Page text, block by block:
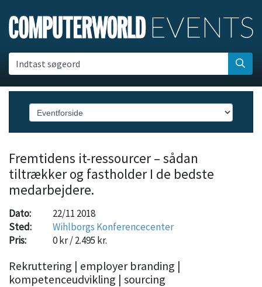
Indtast søgeord
Fremtidens it-ressourcer – sådan
tiltrækker og fastholder I de bedste
medarbejdere.
Dato:
22/11 2018
Sted:
Wihlborgs Konferencecenter
Pris:
0 kr / 2.495 kr.
Rekruttering | employer branding |
kompetenceudvikling | sourcing